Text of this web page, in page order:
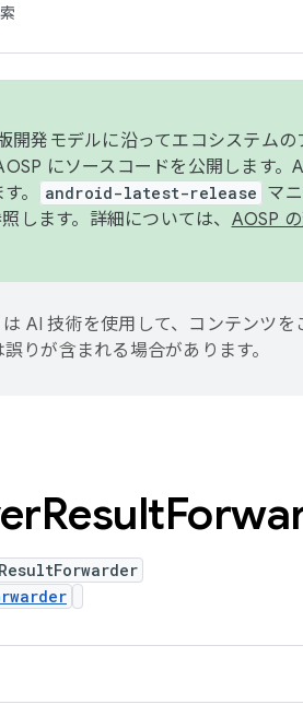
開発モデルに沿ってエコシステムの
にソースコードを公開します。
。 android-latest-release マ
します。詳細については、 AOSP
AI 技術を使用して、コンテンツを
りが含まれる場合があります。
Result